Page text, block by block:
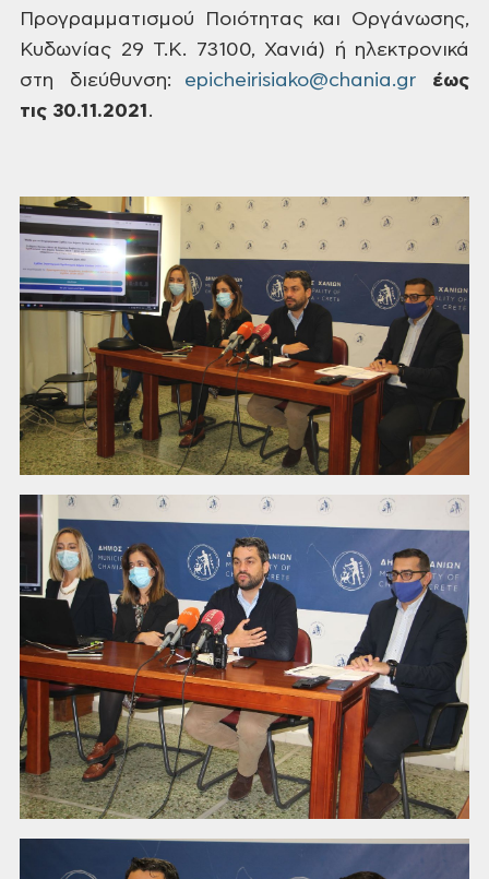
Προγραμματισμού Ποιότητας και Οργάνωσης,
Κυδωνίας 29 Τ.Κ. 73100, Χανιά) ή ηλεκτρονικά
στη διεύθυνση: epicheirisiako@chania.gr έως
τις 30.11.2021 .